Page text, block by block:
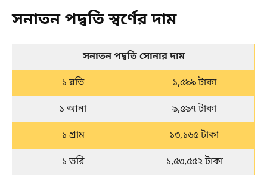
সনাতন পদ্বতি স্বর্ণের দাম
সনাতন পদ্বতি সোনার দাম
১ রতি
১,৫৯৯ টাকা
১ আনা
৯,৫৯৭ টাকা
১ গ্রাম
১৩,১৬৫ টাকা
১ ভরি
১,৫৩,৫৫২ টাকা